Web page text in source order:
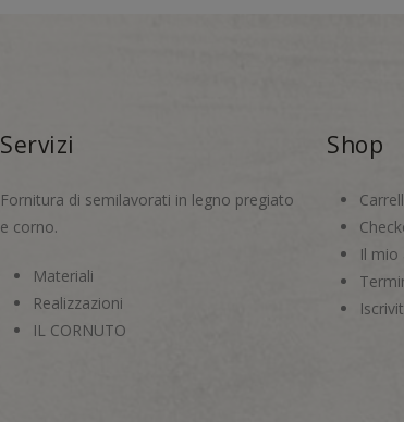
Servizi
Fornitura di semilavorati in legno pregiato
e corno.
Materiali
Realizzazioni
IL CORNUTO
Shop
Il mio